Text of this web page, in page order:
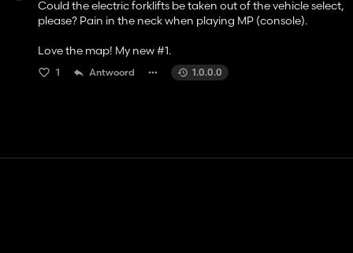
Could the electric forklifts be taken out of the vehicle select,
please? Pain in the neck when playing MP (console).
Love the map! My new #1.
1 Antwoord 1.0.0.0